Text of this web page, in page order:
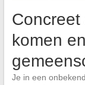
komen
Je in een